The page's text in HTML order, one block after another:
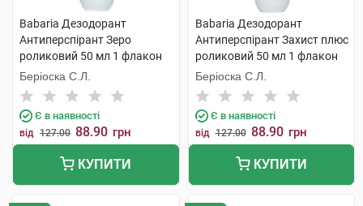
Babaria Дезодорант
Антиперспірант Зеро
роликовий 50 мл 1 флакон
Беріоска С.Л.
Є в наявності
від 127.00 88.90 грн
КУПИТИ
Babaria Дезодорант
Антиперспірант Захист плюс
роликовий 50 мл 1 флакон
Беріоска С.Л.
Є в наявності
від 127.00 88.90 грн
КУПИТИ